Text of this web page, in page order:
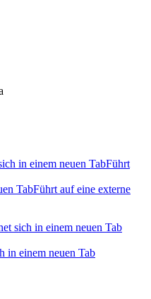
in einem neuen TabFührt
TabFührt auf eine externe
sich in einem neuen Tab
in einem neuen Tab